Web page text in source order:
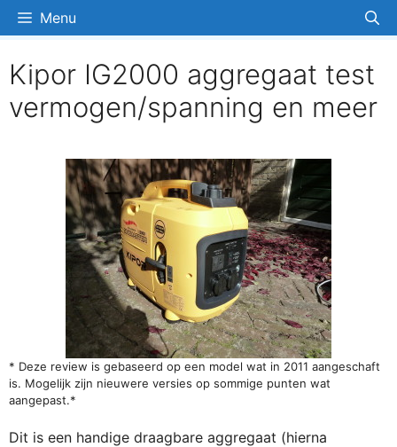
naar
inhoud
Menu
Kipor IG2000 aggregaat test
vermogen/spanning en meer
* Deze review is gebaseerd op een model wat in 2011 aangeschaft
is. Mogelijk zijn nieuwere versies op sommige punten wat
aangepast.*
Dit is een handige draagbare aggregaat (hierna